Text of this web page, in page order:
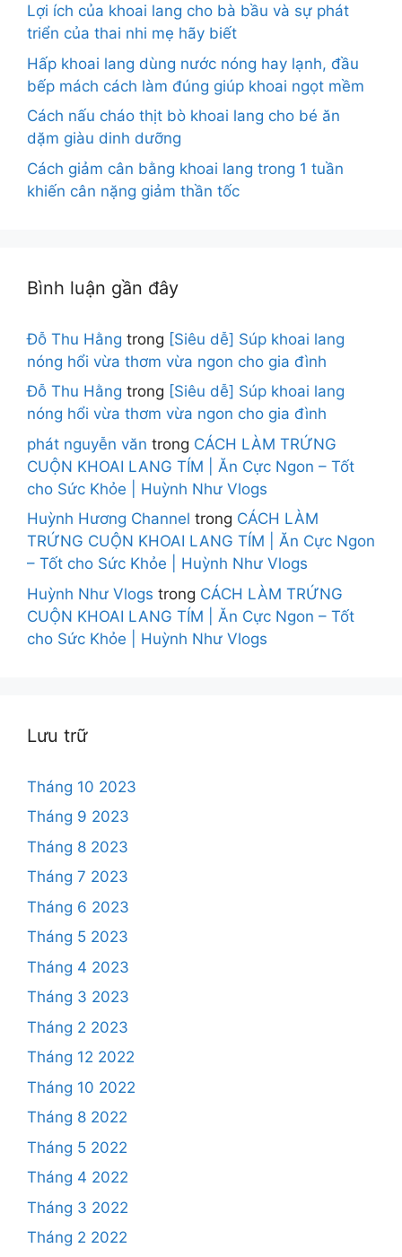
Lợi ích của khoai lang cho bà bầu và sự phát
triển của thai nhi mẹ hãy biết
Hấp khoai lang dùng nước nóng hay lạnh, đầu
bếp mách cách làm đúng giúp khoai ngọt mềm
Cách nấu cháo thịt bò khoai lang cho bé ăn
dặm giàu dinh dưỡng
Cách giảm cân bằng khoai lang trong 1 tuần
khiến cân nặng giảm thần tốc
Bình luận gần đây
Đỗ Thu Hằng trong [Siêu dễ] Súp khoai lang
nóng hổi vừa thơm vừa ngon cho gia đình
Đỗ Thu Hằng trong [Siêu dễ] Súp khoai lang
nóng hổi vừa thơm vừa ngon cho gia đình
phát nguyễn văn trong CÁCH LÀM TRỨNG
CUỘN KHOAI LANG TÍM | Ăn Cực Ngon – Tốt
cho Sức Khỏe | Huỳnh Như Vlogs
Huỳnh Hương Channel trong CÁCH LÀM
TRỨNG CUỘN KHOAI LANG TÍM | Ăn Cực Ngon
– Tốt cho Sức Khỏe | Huỳnh Như Vlogs
Huỳnh Như Vlogs trong CÁCH LÀM TRỨNG
CUỘN KHOAI LANG TÍM | Ăn Cực Ngon – Tốt
cho Sức Khỏe | Huỳnh Như Vlogs
Lưu trữ
Tháng 10 2023
Tháng 9 2023
Tháng 8 2023
Tháng 7 2023
Tháng 6 2023
Tháng 5 2023
Tháng 4 2023
Tháng 3 2023
Tháng 2 2023
Tháng 12 2022
Tháng 10 2022
Tháng 8 2022
Tháng 5 2022
Tháng 4 2022
Tháng 3 2022
Tháng 2 2022